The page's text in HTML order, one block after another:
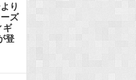
り
ズ
ギ
登